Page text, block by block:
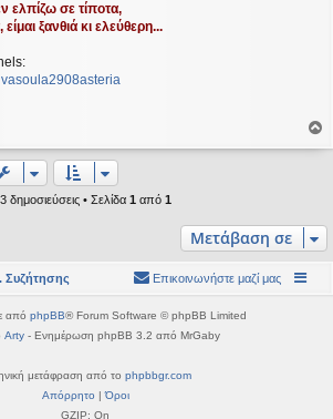
ελπίζω σε τίποτα,
ξανθιά κι ελεύθερη...
vasoula2908asteria
ο
3 δημοσιεύσεις • Σελίδα 1 από 1
Μετάβαση σε
Συζήτησης Επικοινωνήστε μαζί μας
από phpBB® Forum Software © phpBB Limited
Arty- Ενημέρωση phpBB 3.2 από MrGaby
μετάφραση από το phpbbgr.com
Απόρρητο |Όροι
GZIP: On